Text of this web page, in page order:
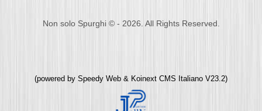
Non solo Spurghi © - 2026. All Rights Reserved.
(powered by Speedy Web & Koinext CMS Italiano V23.2)